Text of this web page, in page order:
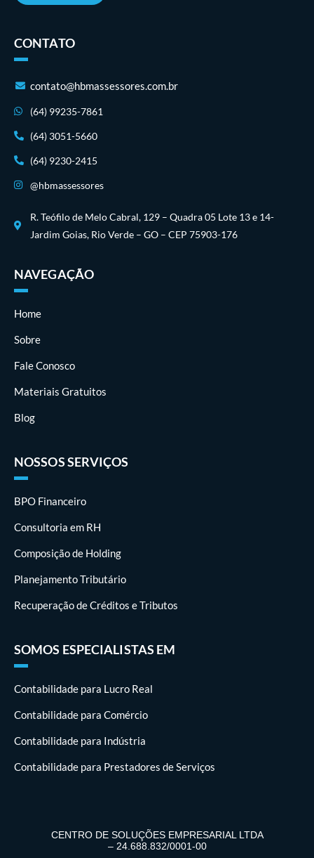
CONTATO
contato@hbmassessores.com.br
(64) 99235-7861
(64) 3051-5660
(64) 9230-2415
@hbmassessores
R. Teófilo de Melo Cabral, 129 – Quadra 05 Lote 13 e 14-
Jardim Goias, Rio Verde – GO – CEP 75903-176
NAVEGAÇÃO
Home
Sobre
Fale Conosco
Materiais Gratuitos
Blog
NOSSOS SERVIÇOS
BPO Financeiro
Consultoria em RH
Composição de Holding
Planejamento Tributário
Recuperação de Créditos e Tributos
SOMOS ESPECIALISTAS EM
Contabilidade para Lucro Real
Contabilidade para Comércio
Contabilidade para Indústria
Contabilidade para Prestadores de Serviços
CENTRO DE SOLUÇÕES EMPRESARIAL LTDA
– 24.688.832/0001-00